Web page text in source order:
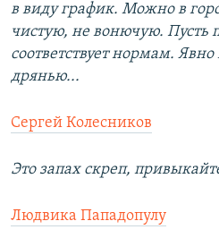
в виду график. Можно в
чистую, не вонючую. Пусть
соответствует нормам.
дрянью...
Сергей Колесников
Это запах скреп,
Людвика Пападопулу